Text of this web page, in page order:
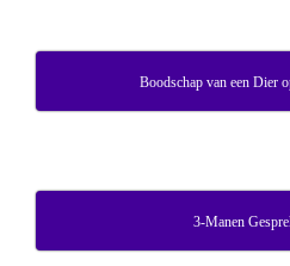
Boodschap van een Dier
3-Manen